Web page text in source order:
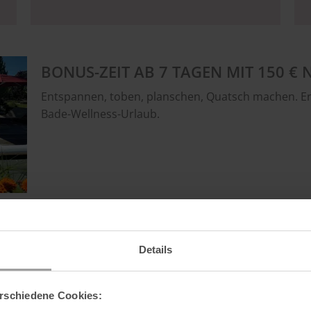
Details
Cookies:
BONUS-ZEIT AB 7 TAGEN MIT 150 €
Entspannen, toben, planschen, Quatsch machen.
Bade-Wellness-Urlaub.
€